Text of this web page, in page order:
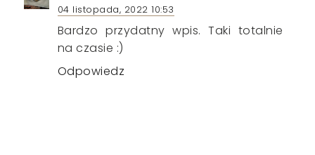
04 listopada, 2022 10:53
Bardzo przydatny wpis. Taki totalnie
na czasie :)
Odpowiedz